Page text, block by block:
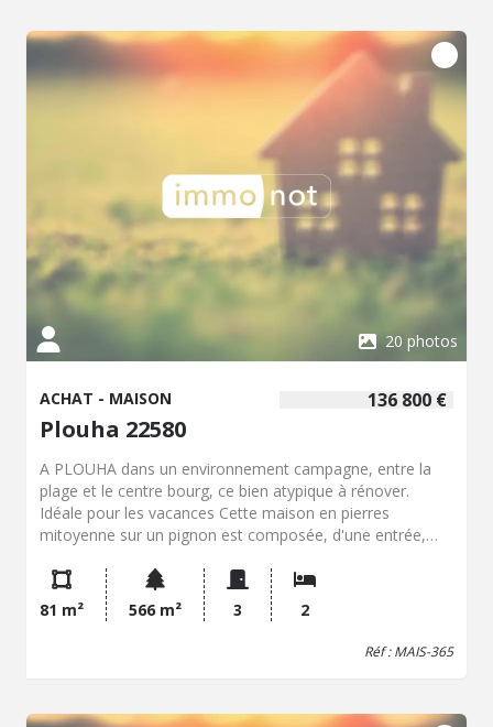
20 photos
136 800 €
ACHAT - MAISON
Plouha 22580
A PLOUHA dans un environnement campagne, entre la
plage et le centre bourg, ce bien atypique à rénover.
Idéale pour les vacances Cette maison en pierres
mitoyenne sur un pignon est composée, d'une entrée,
Vous bénéficierez d'une mezzanine à usage d'espace nuit.
A l'étage une grande chambre avec vue sur la campagne.
Un espace buanderie et un double garage indépendant.
Un terrain en façade et sur l'arrière de la maison. Entre la
81 m² 566 m² 3 2
Réf : MAIS-365